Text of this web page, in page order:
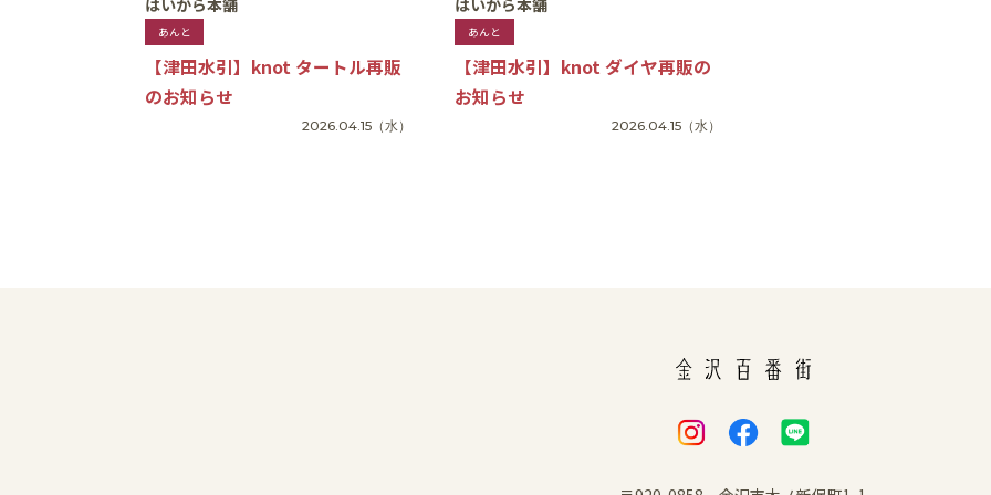
あんと
【津田水引】knot タートル再販
のお知らせ
2026.04.15（水）
あんと
【津田水引】knot ダイヤ再販の
お知らせ
2026.04.15 （水）